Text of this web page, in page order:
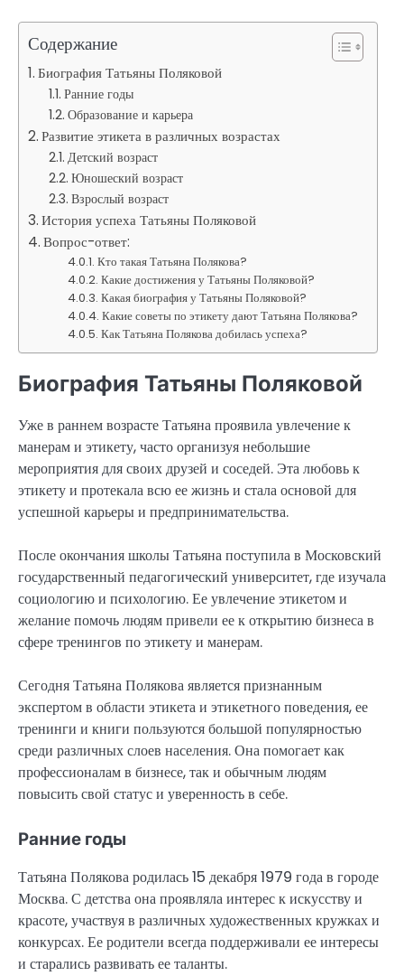
Содержание
Биография Татьяны Поляковой
Ранние годы
Образование и карьера
Развитие этикета в различных возрастах
Детский возраст
Юношеский возраст
Взрослый возраст
История успеха Татьяны Поляковой
Вопрос-ответ:
Кто такая Татьяна Полякова?
Какие достижения у Татьяны Поляковой?
Какая биография у Татьяны Поляковой?
Какие советы по этикету дают Татьяна Полякова?
Как Татьяна Полякова добилась успеха?
Биография Татьяны Поляковой
Уже в раннем возрасте Татьяна проявила увлечение к
манерам и этикету, часто организуя небольшие
мероприятия для своих друзей и соседей. Эта любовь к
этикету и протекала всю ее жизнь и стала основой для
успешной карьеры и предпринимательства.
После окончания школы Татьяна поступила в Московский
государственный педагогический университет, где изучала
социологию и психологию. Ее увлечение этикетом и
желание помочь людям привели ее к открытию бизнеса в
сфере тренингов по этикету и манерам.
Сегодня Татьяна Полякова является признанным
экспертом в области этикета и этикетного поведения, ее
тренинги и книги пользуются большой популярностью
среди различных слоев населения. Она помогает как
профессионалам в бизнесе, так и обычным людям
повысить свой статус и уверенность в себе.
Ранние годы
Татьяна Полякова родилась 15 декабря 1979 года в городе
Москва. С детства она проявляла интерес к искусству и
красоте, участвуя в различных художественных кружках и
конкурсах. Ее родители всегда поддерживали ее интересы
и старались развивать ее таланты.